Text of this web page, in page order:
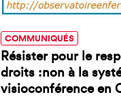
COMMUNIQUÉS
Résister pour le
droits :non à la
visioconférence en